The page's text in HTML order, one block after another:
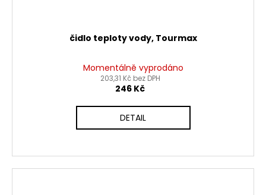
čidlo teploty vody, Tourmax
Momentálně vyprodáno
203,31 Kč bez DPH
246 Kč
DETAIL